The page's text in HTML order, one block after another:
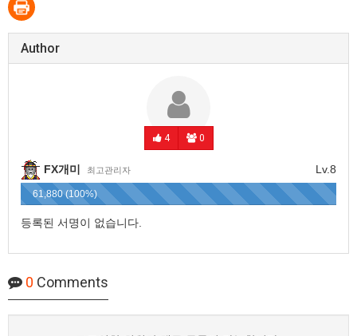
Author
4 0
Lv.8
FX개미 최고관리자
61,880 (100%)
등록된 서명이 없습니다.
0 Comments